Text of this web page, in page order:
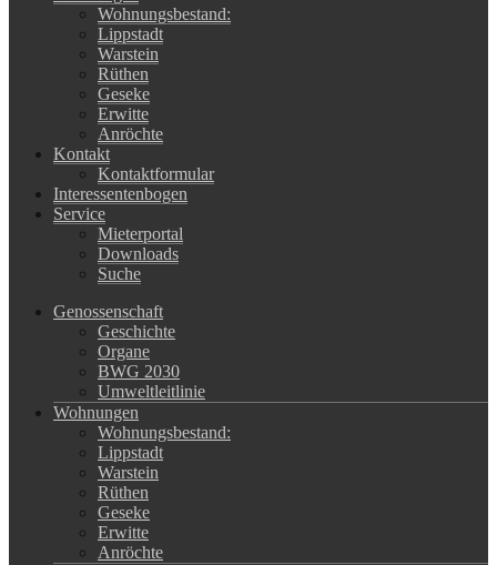
Wohnungsbestand:
Lippstadt
Warstein
Rüthen
Geseke
Erwitte
Anröchte
Kontakt
Kontaktformular
Interessentenbogen
Service
Mieterportal
Downloads
Suche
Genossenschaft
Geschichte
Organe
BWG 2030
Umweltleitlinie
Wohnungen
Wohnungsbestand:
Lippstadt
Warstein
Rüthen
Geseke
Erwitte
Anröchte